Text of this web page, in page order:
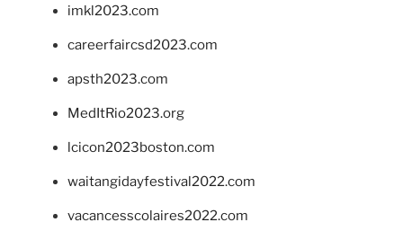
imkl2023.com
careerfaircsd2023.com
apsth2023.com
MedItRio2023.org
lcicon2023boston.com
waitangidayfestival2022.com
vacancesscolaires2022.com